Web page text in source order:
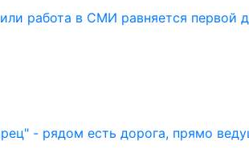
работа в СМИ равняется первой
- рядом есть дорога, прямо